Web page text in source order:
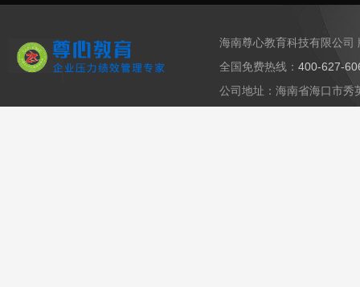
海南尊心教育科技有限公司
全国免费热线：400-627-
公司地址：海南省海口市